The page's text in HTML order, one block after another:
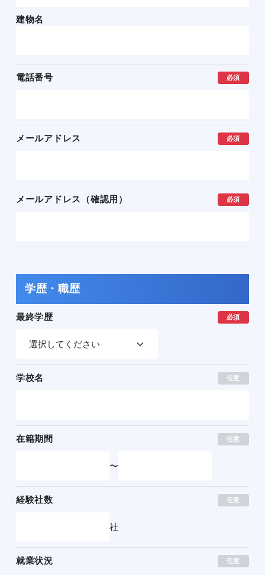
建物名
電話番号 必須
メールアドレス 必須
メールアドレス（確認用） 必須
学歴・職歴
最終学歴 必須
学校名 任意
在籍期間 任意
〜
経験社数 任意
社
就業状況 任意